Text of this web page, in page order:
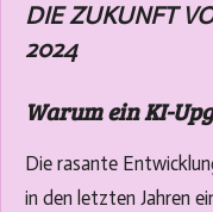
a
y
DIE ZUKUNFT
2024
Warum ein KI-
Die rasante
in den letzten Jahren